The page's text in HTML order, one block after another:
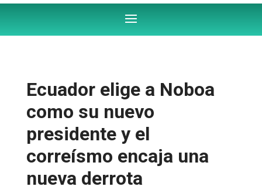
Ecuador elige a Noboa
como su nuevo
presidente y el
correísmo encaja una
nueva derrota